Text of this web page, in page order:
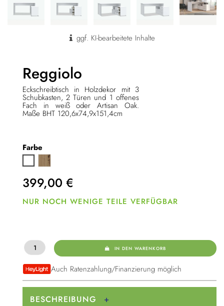
ggf. KI-bearbeitete Inhalte
Reggiolo
Eckschreibtisch in Holzdekor mit 3
Schubkasten, 2 Türen und 1 offenes
Fach in weiß oder Artisan Oak.
Maße BHT 120,6x74,9x151,4cm
Farbe
Artisan Oák
399,00 €
NUR NOCH WENIGE TEILE VERFÜGBAR
IN DEN WARENKORB
Auch Ratenzahlung/Finanzierung möglich
BESCHREIBUNG